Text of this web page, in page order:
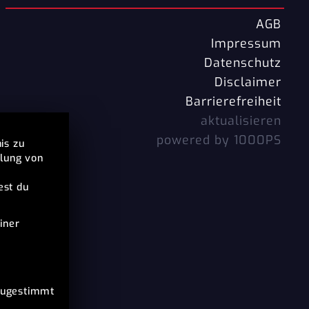
AGB
Impressum
Datenschutz
Disclaimer
Barrierefreiheit
aktualisieren
powered by 1000PS
zu
von
du